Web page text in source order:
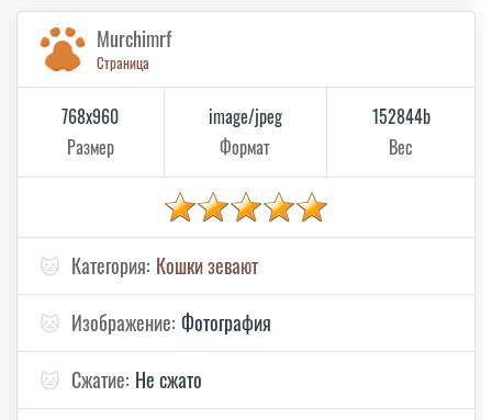
Murchimrf
Страница
768x960
Размер
image/jpeg
Формат
152844b
Вес
🐱 Категория: Кошки зевают
🐱 Изображение: Фотография
🐱 Сжатие: Не сжато